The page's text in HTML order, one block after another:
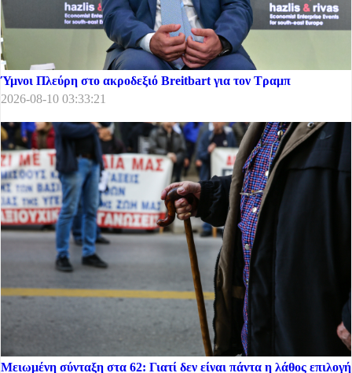
Ύμνοι Πλεύρη στο ακροδεξιό Breitbart για τον Τραμπ
2026-08-10 03:33:21
Μειωμένη σύνταξη στα 62: Γιατί δεν είναι πάντα η λάθος επιλογή